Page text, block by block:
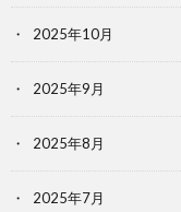
2025年10月
2025年9月
2025年8月
2025年7月